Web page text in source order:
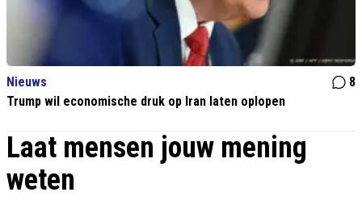
Nieuws
8
Trump wil economische druk op Iran laten oplopen
Laat mensen jouw mening
weten